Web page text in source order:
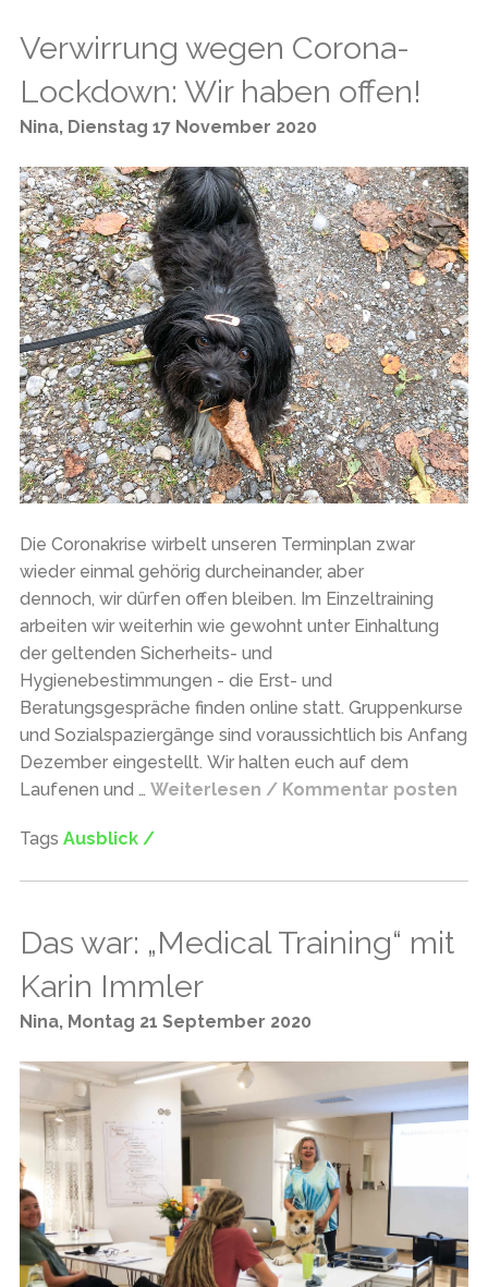
Verwirrung wegen Corona-
Lockdown: Wir haben offen!
Nina, Dienstag 17 November 2020
Die Coronakrise wirbelt unseren Terminplan zwar
wieder einmal gehörig durcheinander, aber
dennoch, wir dürfen offen bleiben. Im Einzeltraining
arbeiten wir weiterhin wie gewohnt unter Einhaltung
der geltenden Sicherheits- und
Hygienebestimmungen - die Erst- und
Beratungsgespräche finden online statt. Gruppenkurse
und Sozialspaziergänge sind voraussichtlich bis Anfang
Dezember eingestellt. Wir halten euch auf dem
Laufenen und … Weiterlesen / Kommentar posten
Tags Ausblick /
Das war: „Medical Training“ mit
Karin Immler
Nina, Montag 21 September 2020